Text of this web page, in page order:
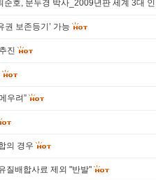
순호, 문두경 박사_2009년판 세계 3대
권 보존등기’ 가능
진
우려”
의 경우
질배합사료 제외 "반발"